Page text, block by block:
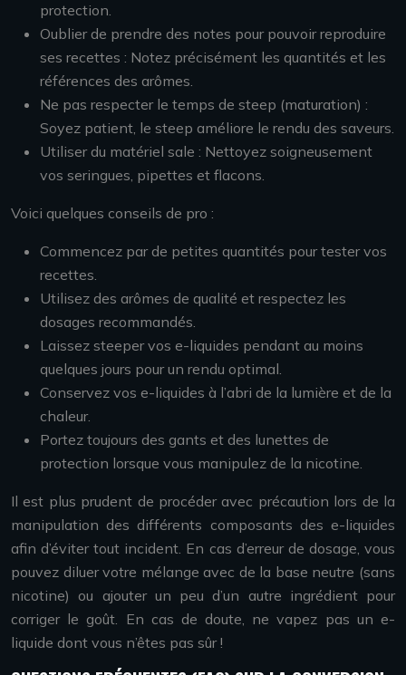
protection.
Oublier de prendre des notes pour pouvoir reproduire
ses recettes : Notez précisément les quantités et les
références des arômes.
Ne pas respecter le temps de steep (maturation) :
Soyez patient, le steep améliore le rendu des saveurs.
Utiliser du matériel sale : Nettoyez soigneusement
vos seringues, pipettes et flacons.
Voici quelques conseils de pro :
Commencez par de petites quantités pour tester vos
recettes.
Utilisez des arômes de qualité et respectez les
dosages recommandés.
Laissez steeper vos e-liquides pendant au moins
quelques jours pour un rendu optimal.
Conservez vos e-liquides à l’abri de la lumière et de la
chaleur.
Portez toujours des gants et des lunettes de
protection lorsque vous manipulez de la nicotine.
Il est plus prudent de procéder avec précaution lors de la
manipulation des différents composants des e-liquides
afin d’éviter tout incident. En cas d’erreur de dosage, vous
pouvez diluer votre mélange avec de la base neutre (sans
nicotine) ou ajouter un peu d’un autre ingrédient pour
corriger le goût. En cas de doute, ne vapez pas un e-
liquide dont vous n’êtes pas sûr !